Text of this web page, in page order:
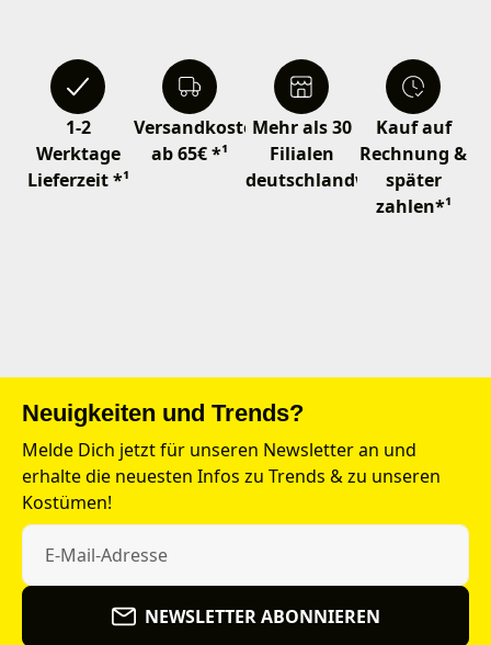
1-2
Werktage
Lieferzeit *¹
Versandkostenfrei
ab 65€ *¹
Mehr als 30
Filialen
deutschlandweit
Kauf auf
Rechnung &
später
zahlen*¹
Neuigkeiten und Trends?
Melde Dich jetzt für unseren Newsletter an und
erhalte die neuesten Infos zu Trends & zu unseren
Kostümen!
NEWSLETTER ABONNIEREN